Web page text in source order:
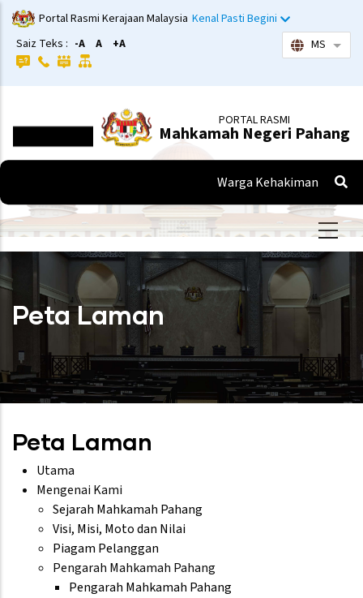
Langkau
ke
kandungan
utama
Portal Rasmi Kerajaan Malaysia Kenal Pasti Begini
MS
Saiz Teks : -A A +A
PORTAL RASMI
Mahkamah Negeri Pahang
Warga Kehakiman
Peta Laman
Peta Laman
Utama
Mengenai Kami
Sejarah Mahkamah Pahang
Visi, Misi, Moto dan Nilai
Piagam Pelanggan
Pengarah Mahkamah Pahang
Pengarah Mahkamah Pahang